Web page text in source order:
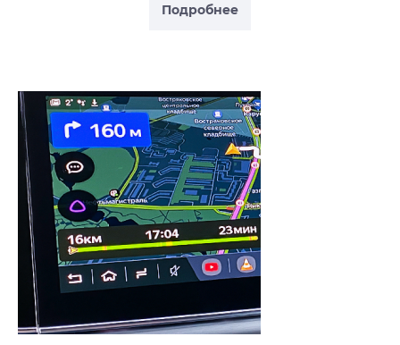
Подробнее